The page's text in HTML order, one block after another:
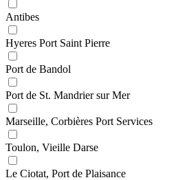
Antibes
Hyeres Port Saint Pierre
Port de Bandol
Port de St. Mandrier sur Mer
Marseille, Corbières Port Services
Toulon, Vieille Darse
Le Ciotat, Port de Plaisance